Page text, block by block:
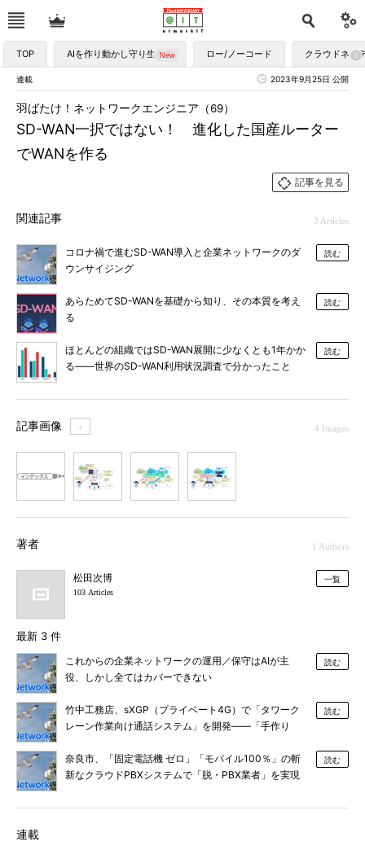
TOP AIを作り動かし守り生かす ロー/ノーコード クラウドネイ
連載 2023年9月25日 公開
SD-WAN一択ではない！ 進化した国産ルーター
でWANを作る
羽ばたけ！ネットワークエンジニア（69）
記事を見る
関連記事 3 Articles
コロナ禍で進むSD-WAN導入と企業ネットワークのダ
ウンサイジング
読む
あらためてSD-WANを基礎から知り、その本質を考え
る
読む
ほとんどの組織ではSD-WAN展開に少なくとも1年かか
る――世界のSD-WAN利用状況調査で分かったこと
読む
記事画像 ＋ 4 Images
著者 1 Authors
松田次博
103 Articles
一覧
最新 3 件
これからの企業ネットワークの運用／保守はAIが主
役、しかし全てはカバーできない
読む
竹中工務店、sXGP（プライベート4G）で「タワーク
レーン作業向け通話システム」を開発――「手作り
読む
奈良市、「固定電話機 ゼロ」「モバイル100％」の斬
新なクラウドPBXシステムで「脱・PBX業者」を実現
読む
連載